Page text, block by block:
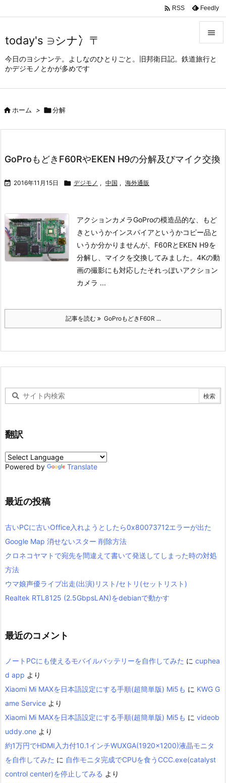
today's ∋シナ冫〒
今日のヨシナンテ。よしなのひとりごと。旧邦衛日記。鉄道旅行と
かデジモノとかが多めです


メニュ
サイド


 RSS Feedly
ホーム > 分解
GoProもどきF60RやEKEN H9の分解及びマイク交換
 2016年11月15日  デジモノ , 中国 , 海外通販
アクションカメラGoProの模造品的な、もど
きというかインスパイアというかコピー品と
いうか分かりませんが、F60RとEKEN H9を
分解し、マイクを交換してみました。 4Kの動
画の撮影にも対応したそれっぽいアクション
カメラ ...
記事を読む GoProもどきF60R ...
翻訳
Powered by Translate
最近の投稿
古いPCに古いOffice入れようとしたら0x80073712エラーが出た
Google Map 消せないスター 削除方法
クロネコヤマトで宛先を間違えて書いて発送してしまった時の対処
方法
ウマ娘声優ライブ出走(出演)リスト/セトリ(セットリスト)
Realtek RTL8125 (2.5GbpsLAN)をdebianで動かす
最近のコメント
ノートPCにも使えるモバイルバッテリーを自作してみた に cuphea
d app より
Xiaomi Mi MAXを日本語設定にする手順(超簡単版) Mi5も に KWG G
ame Service より
Xiaomi Mi MAXを日本語設定にする手順(超簡単版) Mi5も に videob
uddy.one より
約1万円でHDMI入力付10.1インチWUXGA(1920×1200)液晶モニタ
を自作してみた に 自作モニタ完成でCPUを食うCCC.exe(catalyst
control center)を停止してみる より